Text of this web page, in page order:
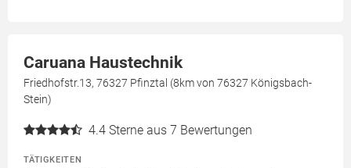
Caruana Haustechnik
Friedhofstr.13, 76327 Pfinztal (8km von 76327 Königsbach-
Stein)
4.4 Sterne aus 7 Bewertungen
TÄTIGKEITEN